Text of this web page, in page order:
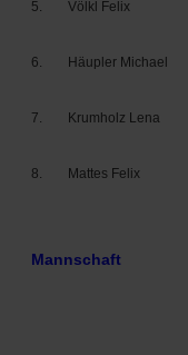
5. Völkl Felix
6. Häupler Michael
7. Krumholz Lena
8. Mattes Felix
Mannschaft